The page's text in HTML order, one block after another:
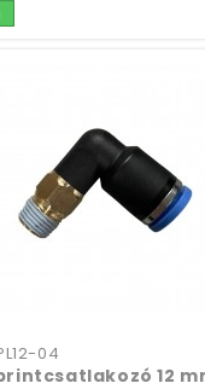
04
12